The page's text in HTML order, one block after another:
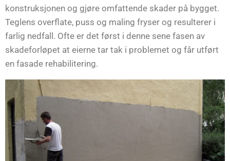
konstruksjonen og gjøre omfattende skader på bygget.
Teglens overflate, puss og maling fryser og resulterer i
farlig nedfall. Ofte er det først i denne sene fasen av
skadeforløpet at eierne tar tak i problemet og får utført
en fasade rehabilitering.